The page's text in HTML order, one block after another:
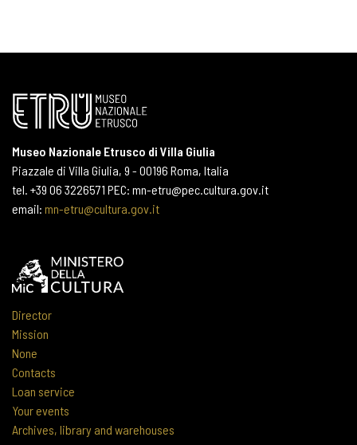
Museo Nazionale Etrusco di Villa Giulia
Piazzale di Villa Giulia, 9 - 00196 Roma, Italia
tel. +39 06 3226571 PEC: mn-etru@pec.cultura.gov.it
email: mn-etru@cultura.gov.it
Director
Mission
None
Contacts
Loan service
Your events
Archives, library and warehouses